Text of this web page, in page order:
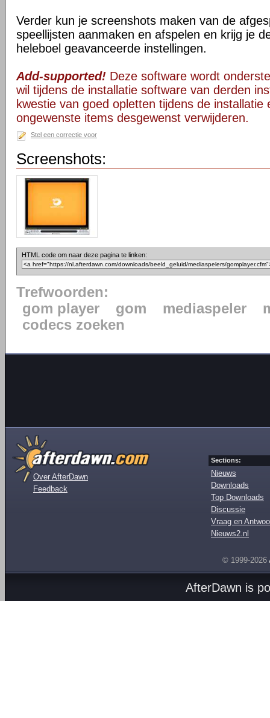
Verder kun je screenshots maken van de
speellijsten aanmaken en afspelen en krijg je
heleboel geavanceerde instellingen.
Add-supported! Deze software wordt
wil tijdens de installatie software van derden
kwestie van goed opletten tijdens de installatie
ongewenste items desgewenst verwijderen.
Stel een correctie voor
Screenshots:
HTML code om naar deze pagina te linken:
Trefwoorden:
gom player
gom mediaspeler
codecs zoeken
Over AfterDawn
Feedback
Sections:
Nieuws
Downloads
Top Downloads
Discussie
Vraag en
Nieuws2.nl
© 1999-2026
AfterDawn is